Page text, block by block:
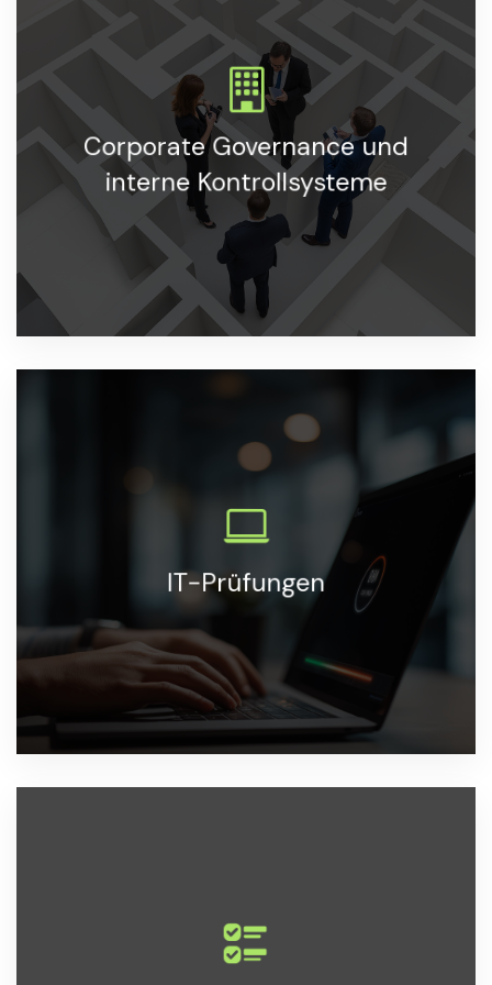
Corporate Governance und
interne Kontrollsysteme
Dienstleistungen zur Stärkung der
Unternehmensführung und Optimierung von
Risikomanagementprozessen.
MEHR ERFAHREN
IT-Prüfungen
IT-Prüfung-Dienstleistungen zur Gewährleistung der
Sicherheit und Effizienz von IT-Infrastrukturen.
Dienstleistungen zur Unterstützung von